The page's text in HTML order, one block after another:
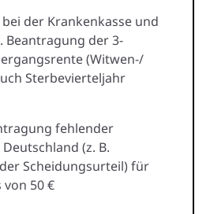
der Krankenkasse und
Beantragung der 3-
(Witwen-/
Sterbevierteljahr
fehlender
(z. B.
Scheidungsurteil) für
50 €